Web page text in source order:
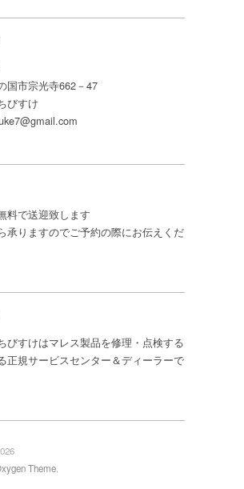
国市宗光寺662－47
びすけ
料で送迎致します
承りますのでご予約の際にお伝えくだ
びすけはマレス製品を修理・点検する
正規サービスセンター＆ディーラーで
Theme.